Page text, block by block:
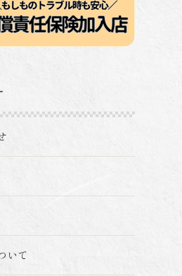
いて